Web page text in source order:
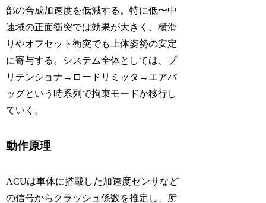
部の合成加速度を低減する。特に低〜中
速域の正面衝突では効果が大きく、横滑
りやオフセット衝突でも上体姿勢の安定
に寄与する。システム全体としては、プ
リテンショナ→ロードリミッタ→エアバ
ッグという時系列で拘束モードが移行し
ていく。
動作原理
ACUは車体に搭載した加速度センサなど
の信号からクラッシュ係数を推定し、所